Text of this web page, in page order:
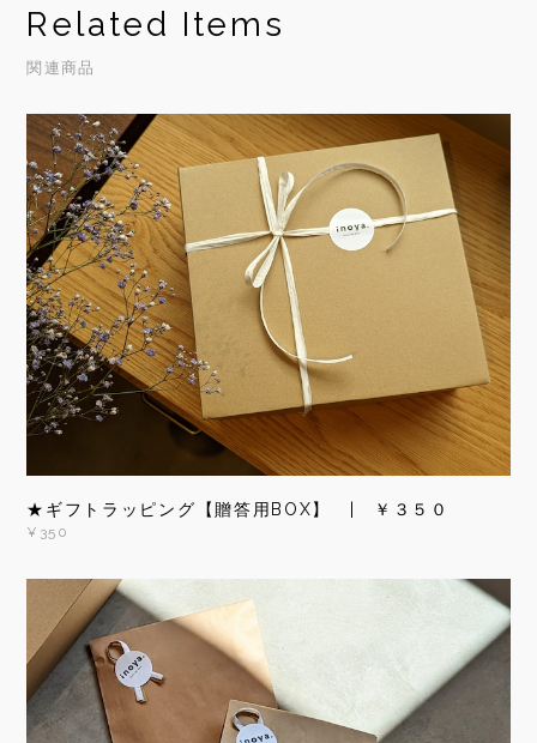
Related Items
関連商品
★ギフトラッピング【贈答用BOX】 | ￥３５０
¥350